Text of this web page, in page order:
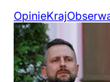
OpinieKraj